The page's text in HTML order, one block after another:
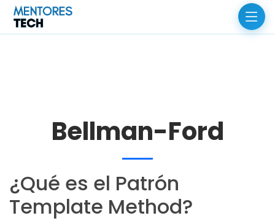
Bellman-Ford
¿Qué es el Patrón
Template Method?